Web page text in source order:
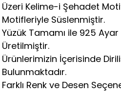
Üzeri Kelime-i Şehadet
Motifleriyle Süslenmiştir.
Yüzük Tamamı ile 925 Ayar
Üretilmiştir.
Ürünlerimizin İçerisinde
Bulunmaktadır.
Farklı Renk ve Desen